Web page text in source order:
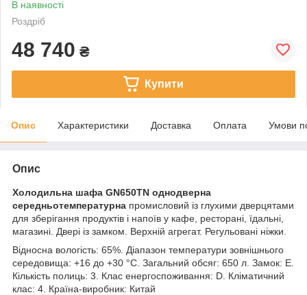
В наявності
Роздріб
48 740 ₴
Купити
Опис Характеристики Доставка Оплата Умови
Опис
Холодильна шафа GN650TN однодверна
середньотемпературна промисловий із глухими дверцятами
для зберігання продуктів і напоїв у кафе, ресторані, їдальні,
магазині. Двері із замком. Верхній агрегат. Регульовані ніжки.
Відносна вологість: 65%. Діапазон температури зовнішнього
середовища: +16 до +30 °C. Загальний обсяг: 650 л. Замок: Е.
Кількість полиць: 3. Клас енергоспоживання: D. Кліматичний
клас: 4. Країна-виробник: Китай